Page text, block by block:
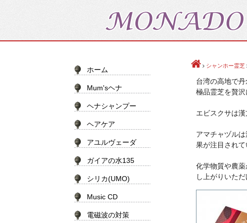
ホーム
Mum'sヘナ
ヘナシャンプー
ヘアケア
アユルヴェーダ
ガイアの水135
シリカ(UMO)
Music CD
電磁波の対策
シャンホー霊芝
台湾の高地で
極品霊芝を贅沢
エビスクサは
アマチャヅル
果が注目されて
化学物質や農
し上がりいただ